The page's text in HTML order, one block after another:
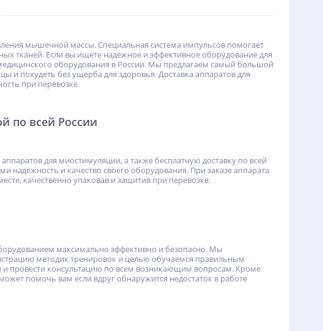
мышечной массы. Специальная система импульсов помогает
Если вы ищете надёжное и эффективное оборудование для
оборудования в России. Мы предлагаем самый большой
похудеть без ущерба для здоровья. Доставка аппаратов для
при перевозке.
по всей России
для миостимуляции, а также бесплатную доставку по всей
и качество своего оборудования. При заказе аппарата
качественно упаковав и защитив при перевозке.
максимально эффективно и безопасно. Мы
методик тренировок и целью обучаемся правильным
провести консультацию по всем возникающим вопросам. Кроме
помочь вам если вдруг обнаружится недостаток в работе